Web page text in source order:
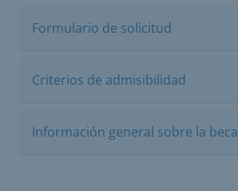
Formulario de solicitud
Criterios de admisibilidad
Información general sobre la beca